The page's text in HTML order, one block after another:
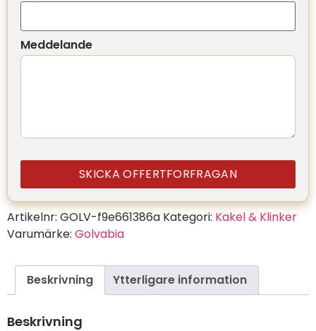
Meddelande
SKICKA OFFERTFORFRAGAN
Artikelnr: GOLV-f9e661386a Kategori: Kakel & Klinker
Varumärke: Golvabia
Beskrivning Ytterligare information
Beskrivning